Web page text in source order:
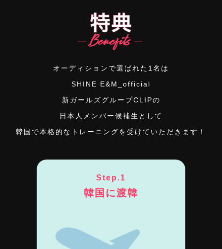
オーディションで選ばれた1名は
SHINE E&M_official
新ガールズグループCLIPの
日本人メンバー候補生として
韓国で本格的なトレーニングを受けていただきます！
Step.1
韓国に渡韓